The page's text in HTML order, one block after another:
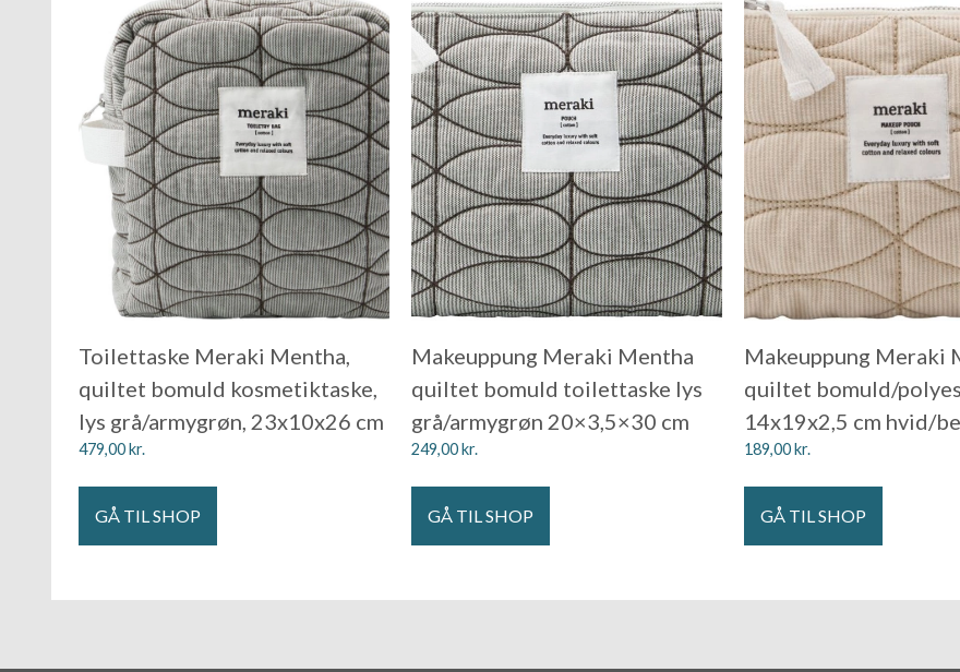
Toilettaske Meraki Mentha,
quiltet bomuld kosmetiktaske,
lys grå/armygrøn, 23x10x26 cm
479,00kr.
GÅ TIL SHOP
Makeuppung Meraki Mentha
quiltet bomuld toilettaske lys
grå/armygrøn 20×3,5×30 cm
249,00kr.
GÅ TIL SHOP
Makeuppung Meraki
quiltet bomuld/
14x19x2,5 cm hvid/
189,00kr.
GÅ TIL SHOP